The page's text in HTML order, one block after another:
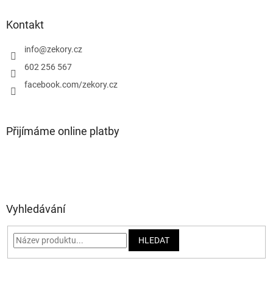
Kontakt
info@zekory.cz
602 256 567
facebook.com/zekory.cz
Přijímáme online platby
Vyhledávání
HLEDAT